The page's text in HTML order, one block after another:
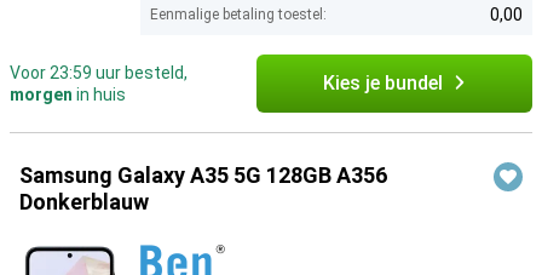
Eenmalige betaling toestel: 0,00
Voor 23:59 uur besteld,
morgen in huis Kies je bundel
Samsung Galaxy A35 5G 128GB A356
Donkerblauw